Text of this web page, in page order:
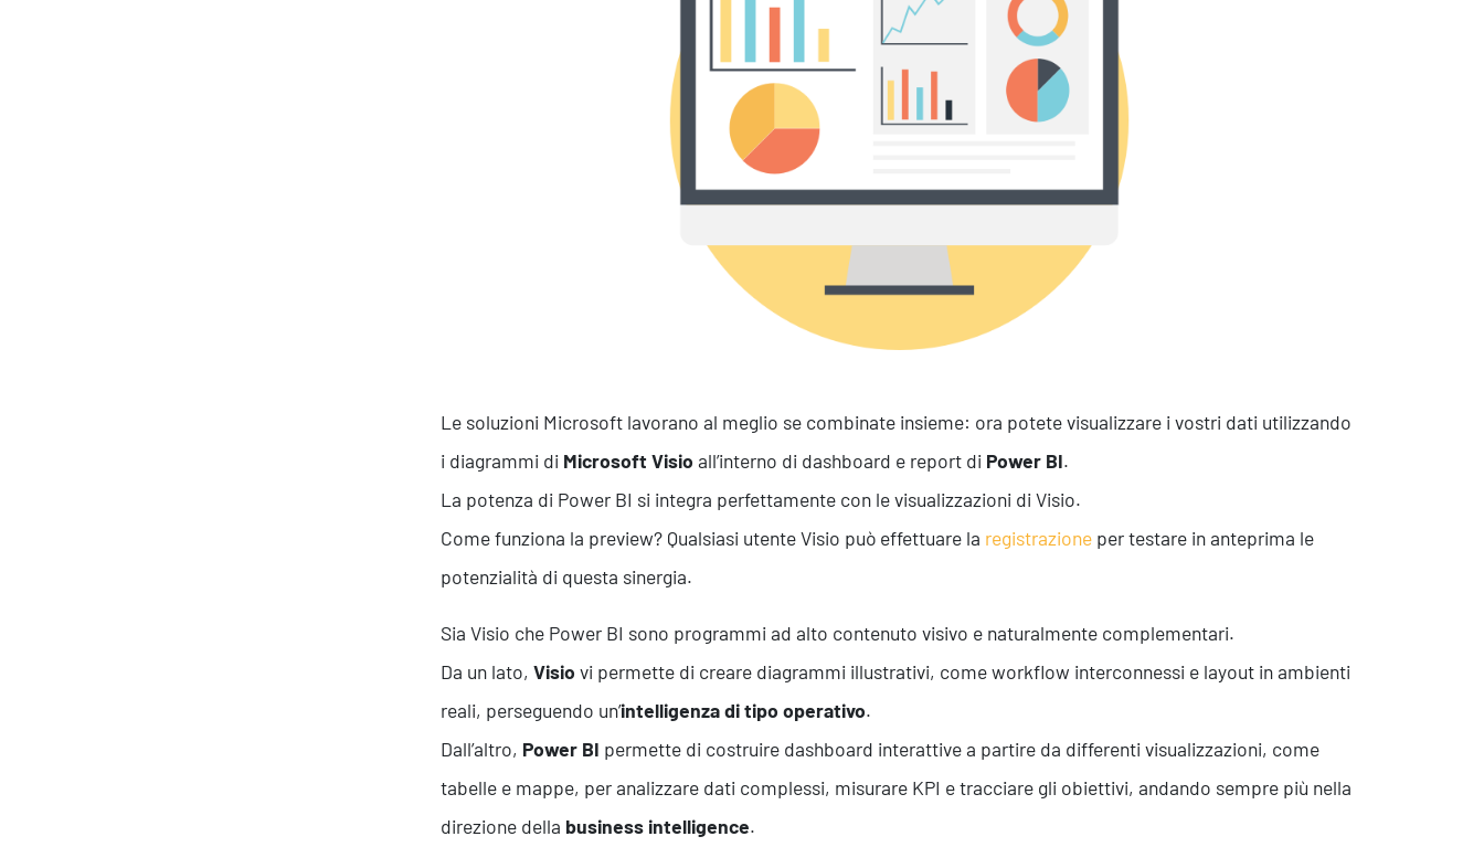
Finanza & Gestione Economica
Risk Management
Sistemi di Gestione
Sicurezza Alimentare
Cyber Security
Le soluzioni Microsoft lavorano al meglio se combinate insieme: ora potete visualizzare i vostri dati utilizzando
i diagrammi di Microsoft Visio all’interno di dashboard e report di Power BI.
La potenza di Power BI si integra perfettamente con le visualizzazioni di Visio.
Come funziona la preview? Qualsiasi utente Visio può effettuare la registrazione per testare in anteprima le
potenzialità di questa sinergia.
Sia Visio che Power BI sono programmi ad alto contenuto visivo e naturalmente complementari.
Da un lato, Visio vi permette di creare diagrammi illustrativi, come workflow interconnessi e layout in ambienti
reali, perseguendo un’intelligenza di tipo operativo.
Dall’altro, Power BI permette di costruire dashboard interattive a partire da differenti visualizzazioni, come
tabelle e mappe, per analizzare dati complessi, misurare KPI e tracciare gli obiettivi, andando sempre più nella
direzione della business intelligence.